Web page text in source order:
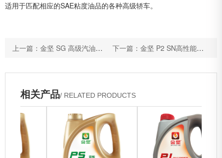
适用于匹配相应的SAE粘度油品的各种高级轿车。
上一篇：金坚 SG 高级汽油机油 下一篇：金坚 P2 SN高性能汽油机油
相关产品/ RELATED PRODUCTS